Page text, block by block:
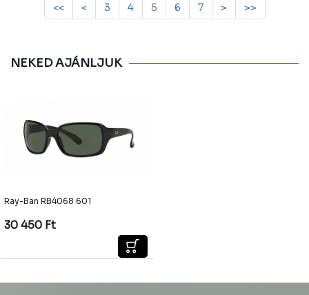
<< < 3 4 5 6 7 > >>
NEKED AJÁNLJUK
Ray-Ban RB4068 601
30 450 Ft